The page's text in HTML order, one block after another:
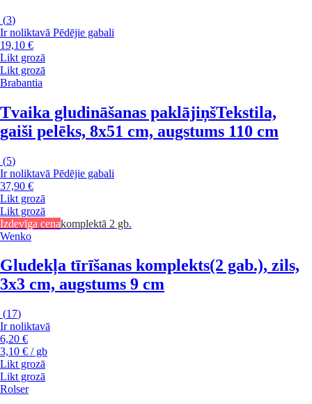
(3)
Ir noliktavā Pēdējie gabali
19,10 €
Likt grozā
Likt grozā
Brabantia
Tvaika gludināšanas paklājiņšTekstila,
gaiši pelēks, 8x51 cm, augstums 110 cm
(5)
Ir noliktavā Pēdējie gabali
37,90 €
Likt grozā
Likt grozā
Izdevīga cenakomplektā 2 gb.
Wenko
Gludekļa tīrīšanas komplekts(2 gab.), zils,
3x3 cm, augstums 9 cm
(17)
Ir noliktavā
6,20 €
3,10 € / gb
Likt grozā
Likt grozā
Rolser